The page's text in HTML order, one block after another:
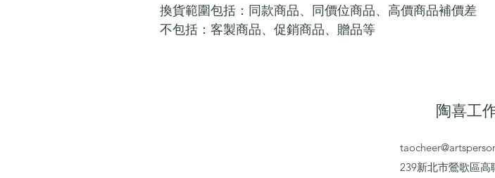
換貨範圍包括：同款商品、同價位商品、高價商品補價差
不包括：客製商品、促銷商品、贈品等
陶喜工
239新北市鶯歌區高